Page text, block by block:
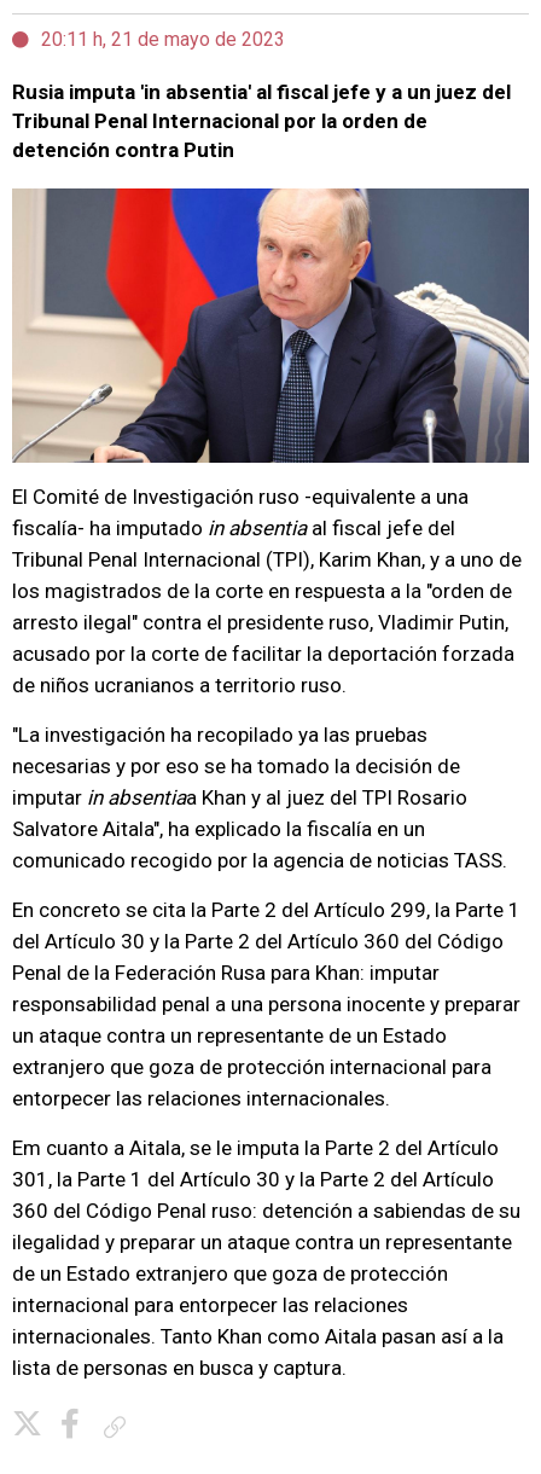
20:11 h, 21 de mayo de 2023
Rusia imputa 'in absentia' al fiscal jefe y a un juez del
Tribunal Penal Internacional por la orden de
detención contra Putin
El Comité de Investigación ruso -equivalente a una
fiscalía- ha imputado in absentiaal fiscal jefe del
Tribunal Penal Internacional (TPI), Karim Khan, y a uno de
los magistrados de la corte en respuesta a la "orden de
arresto ilegal" contra el presidente ruso, Vladimir Putin,
acusado por la corte de facilitar la deportación forzada
de niños ucranianos a territorio ruso.
"La investigación ha recopilado ya las pruebas
necesarias y por eso se ha tomado la decisión de
imputar in absentiaa Khan y al juez del TPI Rosario
Salvatore Aitala", ha explicado la fiscalía en un
comunicado recogido por la agencia de noticias TASS.
En concreto se cita la Parte 2 del Artículo 299, la Parte 1
del Artículo 30 y la Parte 2 del Artículo 360 del Código
Penal de la Federación Rusa para Khan: imputar
responsabilidad penal a una persona inocente y preparar
un ataque contra un representante de un Estado
extranjero que goza de protección internacional para
entorpecer las relaciones internacionales.
Em cuanto a Aitala, se le imputa la Parte 2 del Artículo
301, la Parte 1 del Artículo 30 y la Parte 2 del Artículo
360 del Código Penal ruso: detención a sabiendas de su
ilegalidad y preparar un ataque contra un representante
de un Estado extranjero que goza de protección
internacional para entorpecer las relaciones
internacionales. Tanto Khan como Aitala pasan así a la
lista de personas en busca y captura.